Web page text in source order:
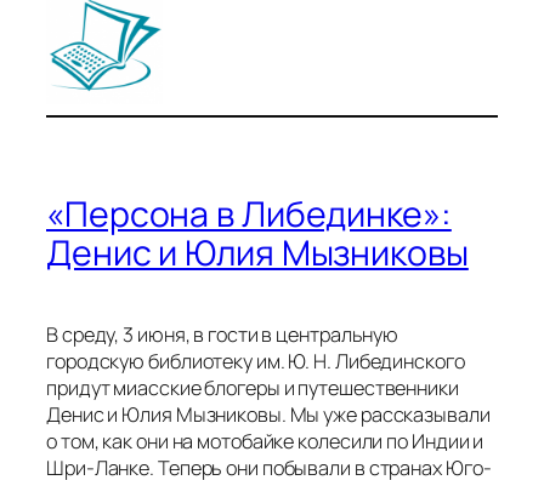
«Персона в Либединке»:
Денис и Юлия Мызниковы
В среду, 3 июня, в гости в центральную
городскую библиотеку им. Ю. Н. Либединского
придут миасские блогеры и путешественники
Денис и Юлия Мызниковы. Мы уже рассказывали
о том, как они на мотобайке колесили по Индии и
Шри-Ланке. Теперь они побывали в странах Юго-